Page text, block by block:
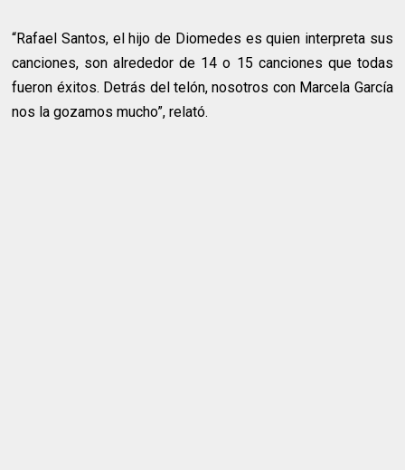
“Rafael Santos, el hijo de Diomedes es quien interpreta sus
canciones, son alrededor de 14 o 15 canciones que todas
fueron éxitos. Detrás del telón, nosotros con Marcela García
nos la gozamos mucho”, relató.